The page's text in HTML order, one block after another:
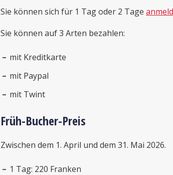
Sie können sich für 1 Tag oder 2 Tage
Sie können auf 3 Arten bezahlen:
mit Kreditkarte
mit Paypal
mit Twint
Früh-Bucher-Preis
Zwischen dem 1. April und dem 31. Mai 2026.
1 Tag: 220 Franken